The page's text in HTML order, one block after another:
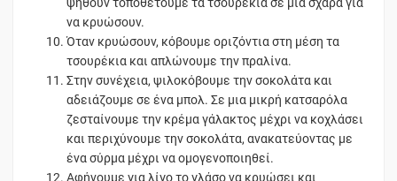
ψηθούν τοποθετούμε τα τσουρέκια σε μια σχάρα για
να κρυώσουν.
Όταν κρυώσουν, κόβουμε οριζόντια στη μέση τα
τσουρέκια και απλώνουμε την πραλίνα.
Στην συνέχεια, ψιλοκόβουμε την σοκολάτα και
αδειάζουμε σε ένα μπολ. Σε μια μικρή κατσαρόλα
ζεσταίνουμε την κρέμα γάλακτος μέχρι να κοχλάσει
και περιχύνουμε την σοκολάτα, ανακατεύοντας με
ένα σύρμα μέχρι να ομογενοποιηθεί.
Αφήνουμε για λίγο το γλάσο να κρυώσει και